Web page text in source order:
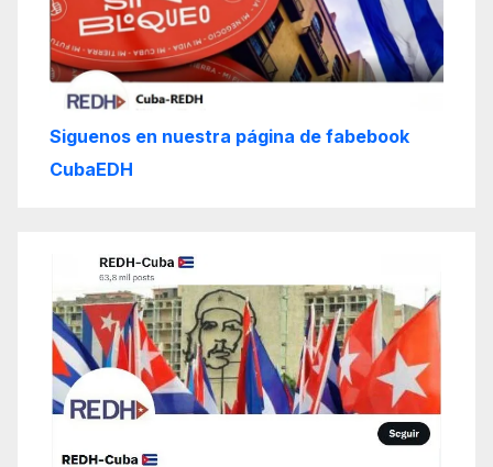
Siguenos en nuestra página de fabebook
CubaEDH